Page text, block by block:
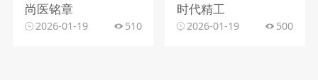
尚医铭章
2026-01-19 510
时代精工
2026-01-19 500